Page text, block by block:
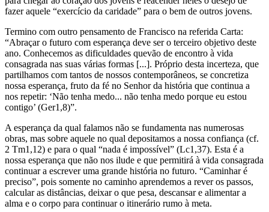
fazer aquele “exercício da caridade” para o bem de outros jovens.
Termino com outro pensamento de Francisco na referida Carta:
“Abraçar o futuro com esperança deve ser o terceiro objetivo deste
ano. Conhecemos as dificuldades quevão de encontro à vida
consagrada nas suas várias formas [...]. Próprio desta incerteza, que
partilhamos com tantos de nossos contemporâneos, se concretiza
nossa esperança, fruto da fé no Senhor da história que continua a
nos repetir: ‘Não tenha medo... não tenha medo porque eu estou
contigo’ (Ger1,8)”.
A esperança da qual falamos não se fundamenta nas numerosas
obras, mas sobre aquele no qual depositamos a nossa confiança (cf.
2 Tm1,12) e para o qual “nada é impossível” (Lc1,37). Esta é a
nossa esperança que não nos ilude e que permitirá à vida consagrada
continuar a escrever uma grande história no futuro. “Caminhar é
preciso”, pois somente no caminho aprendemos a rever os passos,
calcular as distâncias, deixar o que pesa, descansar e alimentar a
alma e o corpo para continuar o itinerário rumo à meta.